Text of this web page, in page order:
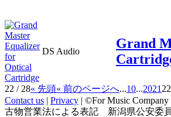
DS Audio
Grand
22 / 28« 先頭« 前のページへ...10...2021 22
Contact us | Privacy | ©For Music Company
古物営業法による表記 新潟県公安委員